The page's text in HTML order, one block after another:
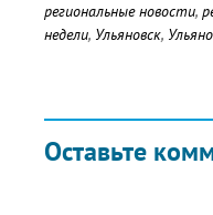
региональные новости,
недели, Ульяновск,
Оставьте